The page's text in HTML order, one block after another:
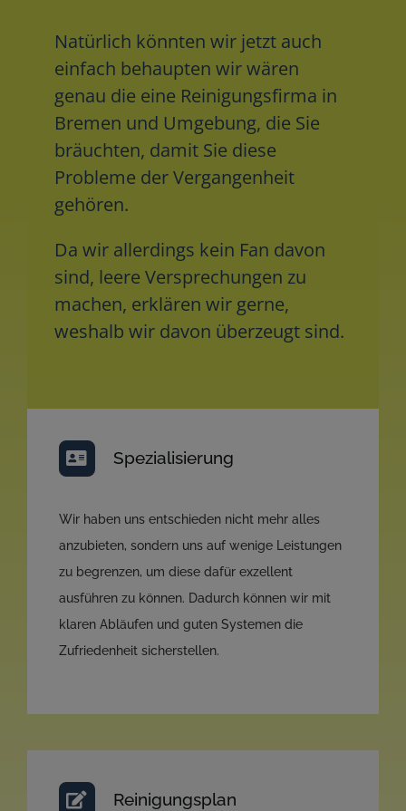
Natürlich könnten wir jetzt auch
einfach behaupten wir wären
genau die eine Reinigungsfirma in
Bremen und Umgebung, die Sie
bräuchten, damit Sie diese
Probleme der Vergangenheit
gehören.
Da wir allerdings kein Fan davon
sind, leere Versprechungen zu
machen, erklären wir gerne,
weshalb wir davon überzeugt sind.
Spezialisierung
Wir haben uns entschieden nicht mehr alles
anzubieten, sondern uns auf wenige Leistungen
zu begrenzen, um diese dafür exzellent
ausführen zu können. Dadurch können wir mit
klaren Abläufen und guten Systemen die
Zufriedenheit sicherstellen.
Reinigungsplan